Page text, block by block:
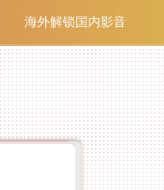
海外解锁国内影音